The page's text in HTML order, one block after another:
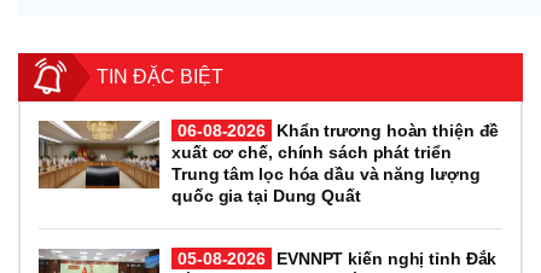
TIN ĐẶC BIỆT
06-08-2026
Khẩn trương hoàn thiện đề
xuất cơ chế, chính sách phát triển
Trung tâm lọc hóa dầu và năng lượng
quốc gia tại Dung Quất
05-08-2026
EVNNPT kiến nghị tỉnh Đắk